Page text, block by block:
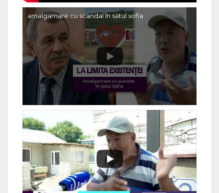
amalgamare cu scandal în satul sofia